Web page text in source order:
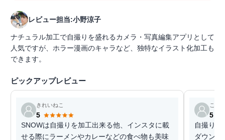
レビュー担当:小野涼子
ナチュラル加工で自撮りを盛れるカメラ・写真編集アプリとして
人気ですが、ホラー漫画のキャラなど、独特なイラスト化加工も
できます。
ピックアップレビュー
きれいねこ
5
SNOWは自撮りを加工出来る他、インスタに載
せる際にラーメンやカレーなどの食べ物も美味
こう
5
自撮り
ダウン